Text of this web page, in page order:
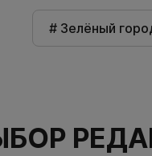
# Зелёный